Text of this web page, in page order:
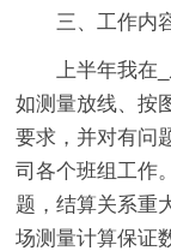
三、工作内
上半年我
如测量放线、按
要求，并对有问
司各个班组工作
题，结算关系重
场测量计算保证